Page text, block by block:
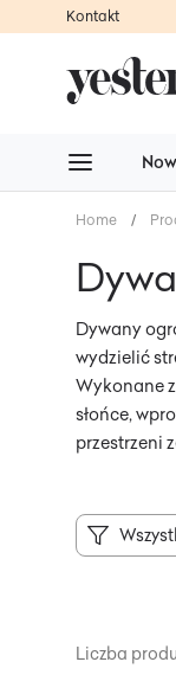
Kontakt
Home /
Dywany
wydzielić
Wykonane
słońce,
przestrzeni
Liczba